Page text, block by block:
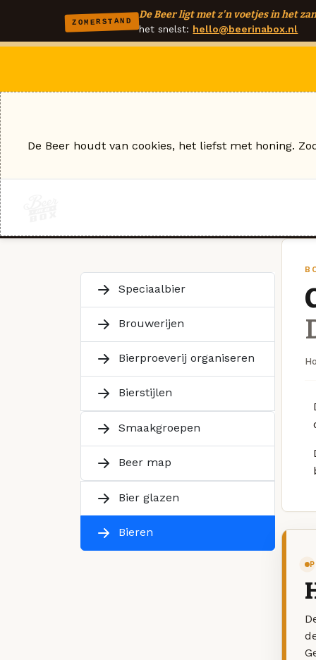
ZOMERSTAND
De Beer ligt met z'n voetjes in het
het snelst: hello@beerinabox.nl
Speciaalbier
Brouwerijen
Bierproeverij organiseren
Bierstijlen
Smaakgroepen
Beer map
Bier glazen
Bieren
De Beer houdt van cookies, het liefst met honing.